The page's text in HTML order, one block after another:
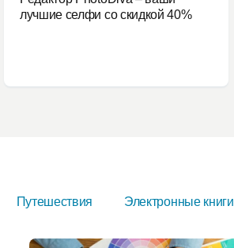
лучшие селфи со скидкой 40%
Путешествия Электронные книги